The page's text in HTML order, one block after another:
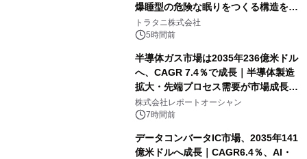
爆睡型の危険な眠りをつくる構造を解
説
トラタニ株式会社
5時間前
半導体ガス市場は2035年236億米ドル
へ、CAGR 7.4％で成長｜半導体製造
拡大・先端プロセス需要が市場成長を
加速
株式会社レポートオーシャン
7時間前
データコンバータIC市場、2035年141
億米ドルへ成長｜CAGR6.4％、AI・